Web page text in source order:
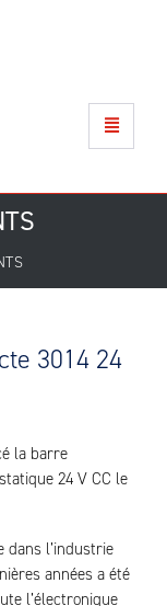
3014 24
la barre
24 V CC le
dans l’industrie
années a été
l’électronique